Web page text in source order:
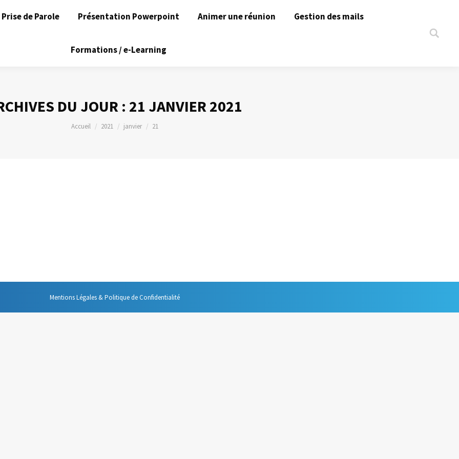
Prise de Parole Présentation Powerpoint Animer une réunion Gestion des mails
Formations / e-Learning
Search:
DU JOUR : 21 JANVIER 2021
Vous êtes ici :
Accueil 2021 janvier 21
Mentions Légales & Politique de Confidentialité